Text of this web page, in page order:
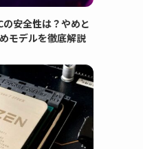
の安全性は？やめと
モデルを徹底解説